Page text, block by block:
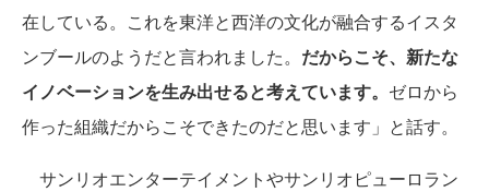
在している。これを東洋と西洋の文化が融合するイスタ
ンブールのようだと言われました。 だからこそ、新たな
イノベーションを生み出せると考えています。 ゼロから
作った組織だからこそできたのだと思います」と話す。
サンリオエンターテイメントやサンリオピューロラン